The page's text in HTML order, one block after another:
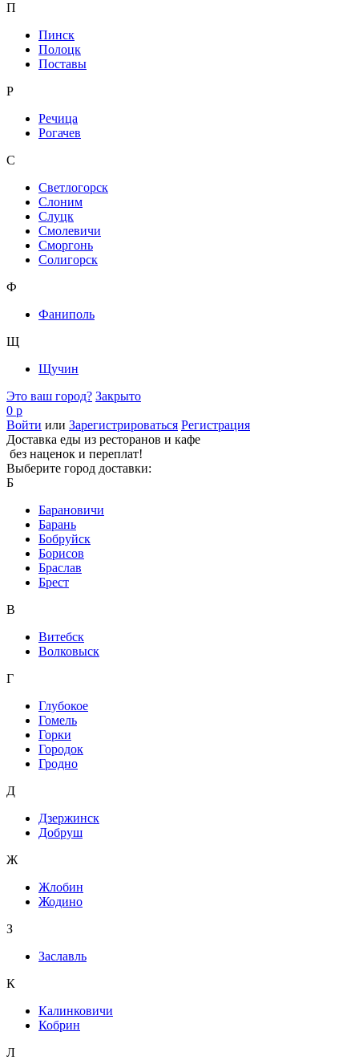
П
Пинск
Полоцк
Поставы
Р
Речица
Рогачев
С
Светлогорск
Слоним
Слуцк
Смолевичи
Сморгонь
Солигорск
Ф
Фаниполь
Щ
Щучин
Это ваш город? Закрыто
0 р
Войти или Зарегистрироваться Регистрация
Доставка еды из ресторанов и кафе
без наценок и переплат!
Выберите город доставки:
Б
Барановичи
Барань
Бобруйск
Борисов
Браслав
Брест
В
Витебск
Волковыск
Г
Глубокое
Гомель
Горки
Городок
Гродно
Д
Дзержинск
Добруш
Ж
Жлобин
Жодино
З
Заславль
К
Калинковичи
Кобрин
Л